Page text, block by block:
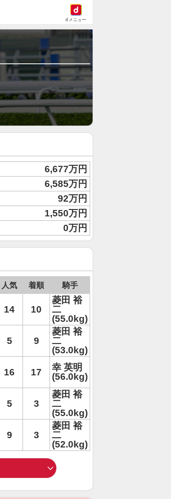
dメニュー
6,677万円
6,585万円
92万円
1,550万円
0万円
人気 着順 騎手
14 10
菱田 裕
二
(55.0kg)
5 9
菱田 裕
二
(53.0kg)
16 17
幸 英明
(56.0kg)
5 3
菱田 裕
二
(55.0kg)
9 3
菱田 裕
二
(52.0kg)